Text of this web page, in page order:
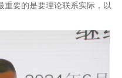
重要的是要理论联系实际，以